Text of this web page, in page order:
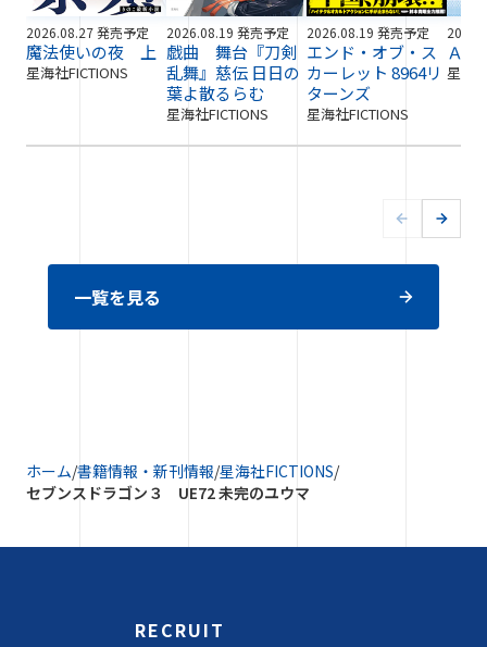
2026.08.27 発売予定
魔法使いの夜 上
星海社FICTIONS
2026.08.19 発売予定
戯曲 舞台『刀剣
乱舞』慈伝 日日の
葉よ散るらむ
星海社FICTIONS
2026.08.19 発売予定
エンド・オブ・ス
カーレット 8964リ
ターンズ
星海社FICTIONS
ＡＩ
星海
一覧を見る
ホーム/書籍情報・新刊情報/星海社FICTIONS/
セブンスドラゴン３ UE72 未完のユウマ
RECRUIT